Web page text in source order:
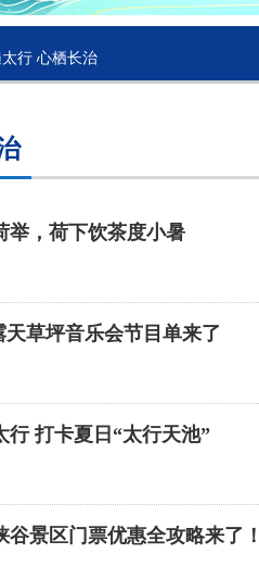
行 心栖长治
举，荷下饮茶度小暑
草坪音乐会节目单来了
行 打卡夏日“太行天池”
谷景区门票优惠全攻略来了